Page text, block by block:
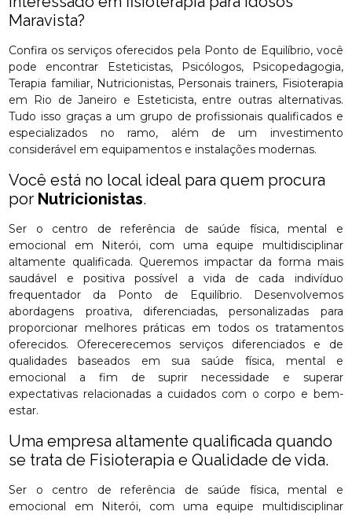
Maravista?
Confira os serviços oferecidos pela Ponto de Equilíbrio, você
pode encontrar Esteticistas, Psicólogos, Psicopedagogia,
Terapia familiar, Nutricionistas, Personais trainers, Fisioterapia
em Rio de Janeiro e Esteticista, entre outras alternativas.
Tudo isso graças a um grupo de profissionais qualificados e
especializados no ramo, além de um investimento
considerável em equipamentos e instalações modernas.
Você está no local ideal para quem procura
por Nutricionistas.
Ser o centro de referência de saúde física, mental e
emocional em Niterói, com uma equipe multidisciplinar
altamente qualificada. Queremos impactar da forma mais
saudável e positiva possível a vida de cada indivíduo
frequentador da Ponto de Equilíbrio. Desenvolvemos
abordagens proativa, diferenciadas, personalizadas para
proporcionar melhores práticas em todos os tratamentos
oferecidos. Oferecerecemos serviços diferenciados e de
qualidades baseados em sua saúde física, mental e
emocional a fim de suprir necessidade e superar
expectativas relacionadas a cuidados com o corpo e bem-
estar.
Uma empresa altamente qualificada quando
se trata de Fisioterapia e Qualidade de vida.
Ser o centro de referência de saúde física, mental e
emocional em Niterói, com uma equipe multidisciplinar